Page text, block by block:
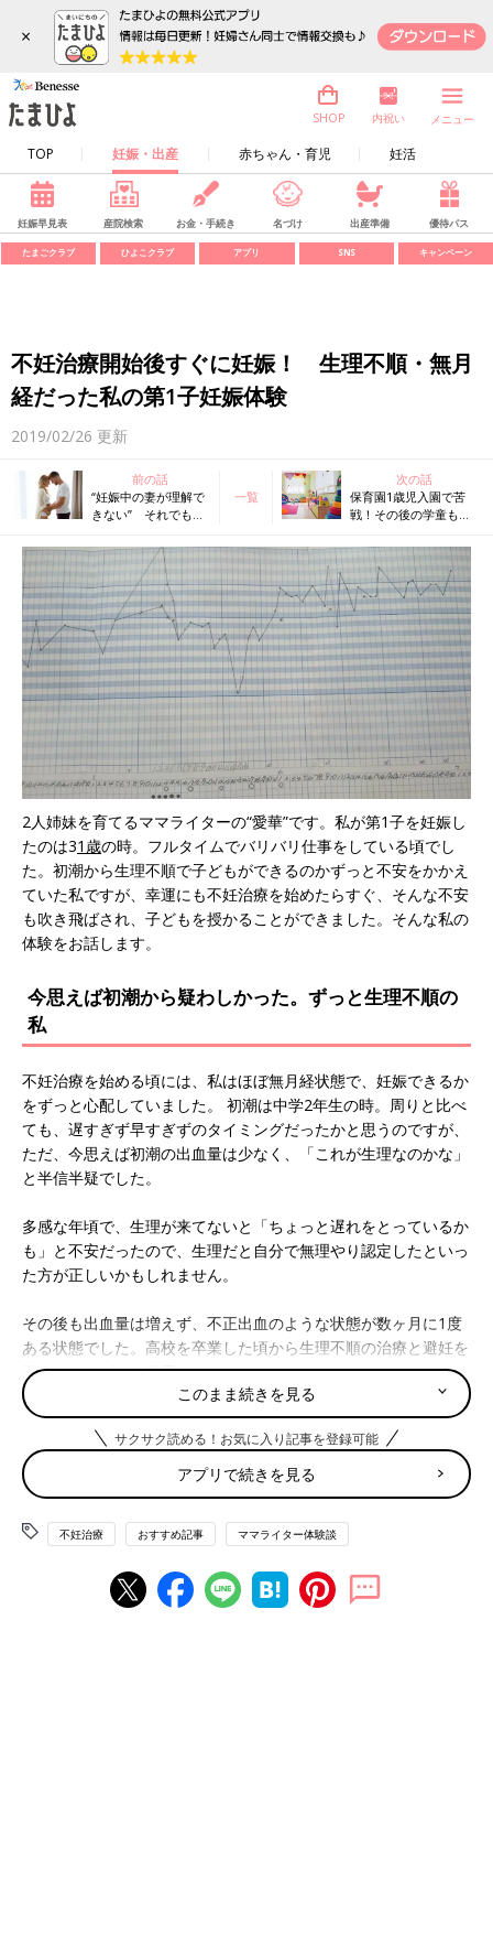
×
TOP 妊娠・出産 赤ちゃん・育児 妊活
SHOP 内祝い メニュー
妊娠早見表 産院検索 お金・手続き 名づけ 出産準備 優待パス
たまごクラブ ひよこクラブ アプリ SNS キャンペーン
不妊治療開始後すぐに妊娠！ 生理不順・無月
経だった私の第1子妊娠体験
2019/02/26 更新
前の話
“妊娠中の妻が理解で
きない” それでも彼
トしてくれた夫
一覧
次の話
保育園1歳児入園で苦
戦！その後の学童も調
【私の保活】
2人姉妹を育てるママライターの“愛華”です。私が第1子を妊娠し
たのは31歳の時。フルタイムでバリバリ仕事をしている頃でし
た。初潮から生理不順で子どもができるのかずっと不安をかかえ
ていた私ですが、幸運にも不妊治療を始めたらすぐ、そんな不安
も吹き飛ばされ、子どもを授かることができました。そんな私の
体験をお話します。
今思えば初潮から疑わしかった。ずっと生理不順の
私
不妊治療を始める頃には、私はほぼ無月経状態で、妊娠できるか
をずっと心配していました。 初潮は中学2年生の時。周りと比べ
ても、遅すぎず早すぎずのタイミングだったかと思うのですが、
ただ、今思えば初潮の出血量は少なく、「これが生理なのかな」
と半信半疑でした。
多感な年頃で、生理が来てないと「ちょっと遅れをとっているか
も」と不安だったので、生理だと自分で無理やり認定したといっ
た方が正しいかもしれません。
その後も出血量は増えず、不正出血のような状態が数ヶ月に1度
ある状態でした。高校を卒業した頃から生理不順の治療と避妊を
目的にしてピルを服用。
3年程してピルの服用を終了したところ、不正出血すらほとんど
ない無月経状態となりました。その状態のまま4年ほどの月日を
経過。結婚の話が具体的になってから不妊治療をスタートしまし
た。
医師の言葉を長く信じすぎ、無月経状態を放置
「生理不順で、欲しいときに子どもができなかったらどうしよ
このまま続きを見る
サクサク読める！お気に入り記事を登録可能
アプリで続きを見る
不妊治療 おすすめ記事 ママライター体験談